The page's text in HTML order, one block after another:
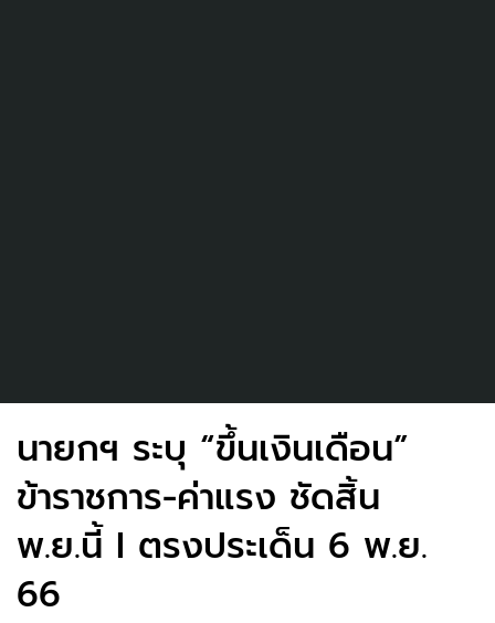
นายกฯ ระบุ “ขึ้นเงินเดือน”
ข้าราชการ-ค่าแรง ชัดสิ้น
พ.ย.นี้ I ตรงประเด็น 6 พ.ย.
66